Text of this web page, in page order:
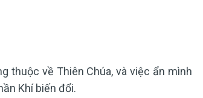
thuộc về Thiên Chúa, và việc ẩn mình
Khí biến đổi.